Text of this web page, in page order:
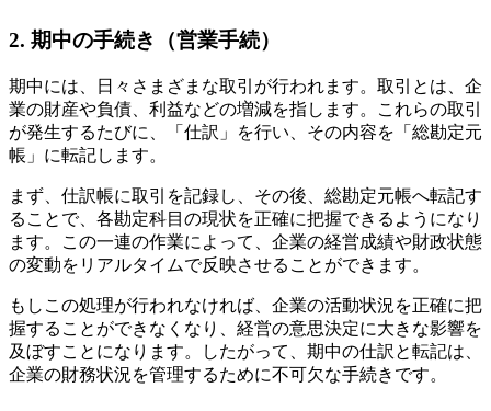
2. 期中の手続き（営業手続）
期中には、日々さまざまな取引が行われます。取引とは、企
業の財産や負債、利益などの増減を指します。これらの取引
が発生するたびに、「仕訳」を行い、その内容を「総勘定元
帳」に転記します。
まず、仕訳帳に取引を記録し、その後、総勘定元帳へ転記す
ることで、各勘定科目の現状を正確に把握できるようになり
ます。この一連の作業によって、企業の経営成績や財政状態
の変動をリアルタイムで反映させることができます。
もしこの処理が行われなければ、企業の活動状況を正確に把
握することができなくなり、経営の意思決定に大きな影響を
及ぼすことになります。したがって、期中の仕訳と転記は、
企業の財務状況を管理するために不可欠な手続きです。